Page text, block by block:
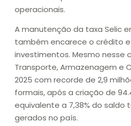
operacionais.
A manutenção da taxa Selic
também encarece o crédito
investimentos. Mesmo nesse
Transporte, Armazenagem e
2025 com recorde de 2,9
formais, após a criação de
equivalente a 7,38% do saldo
gerados no país.